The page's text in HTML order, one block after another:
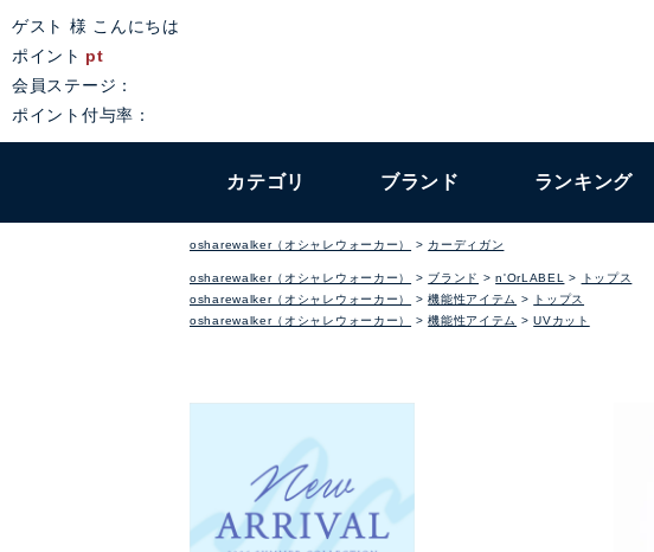
ゲスト 様 こんにちは
ポイント pt
会員ステージ：
ポイント付与率：
カテゴリ ブランド ランキング
osharewalker（オシャレウォーカー） カーディガン
osharewalker（オシャレウォーカー） ブランド n'OrLABEL
トップス
osharewalker（オシャレウォーカー）
機能性アイテム
トップス
osharewalker（オシャレウォーカー）
機能性アイテム UVカット